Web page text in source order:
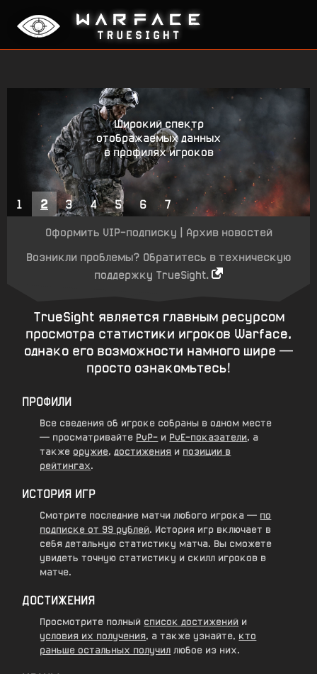
Широкий спектр
отображаемых данных
в профилях игроков
VIP-привилегии
1 2 3 4 5 6 7
Оформить VIP-подписку | Архив новостей
Возникли проблемы? Обратитесь в техническую
поддержку TrueSight.
TrueSight является главным ресурсом
просмотра статистики игроков Warface,
однако его возможности намного шире —
просто ознакомьтесь!
ПРОФИЛИ
Все сведения об игроке собраны в одном месте
— просматривайте PvP- и PvE-показатели, а
такжеоружие,достижения и позиции в
рейтингах.
ИСТОРИЯ ИГР
Смотрите последние матчи любого игрока — по
подписке от 99 рублей. История игр включает в
себя детальную статистику матча. Вы сможете
увидеть точную статистику и скилл игроков в
матче.
ДОСТИЖЕНИЯ
Просмотрите полный список достижений и
условия их получения, а также узнайте, кто
раньше остальных получил любое из них.